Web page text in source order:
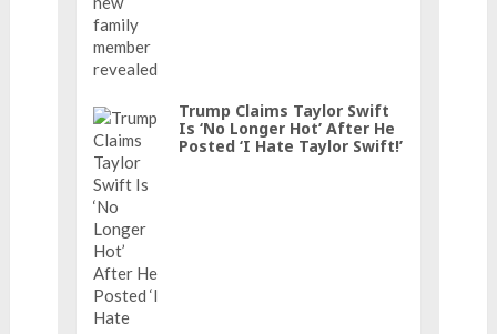
Trump Claims Taylor Swift
Is ‘No Longer Hot’ After He
Posted ‘I Hate Taylor Swift!’